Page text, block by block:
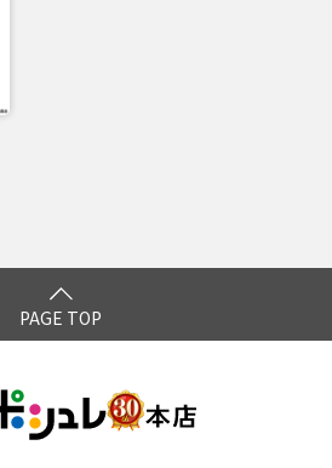
PAGE TOP